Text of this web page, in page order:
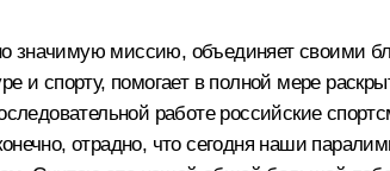
значимую миссию, объединяет своими
и спорту, помогает в полной мере
работе российские
отрадно, что сегодня наши